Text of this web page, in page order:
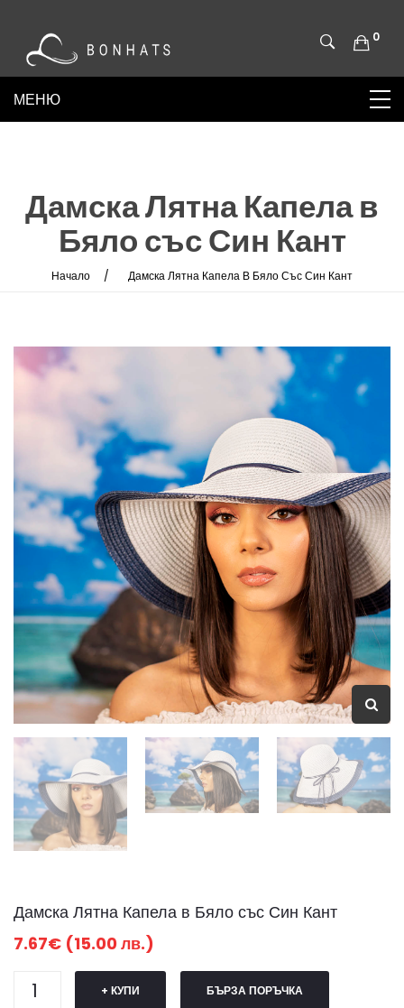
0
Дамска Лятна Капела в
Бяло със Син Кант
Начало Дамска Лятна Капела В Бяло Със Син Кант
Дамска Лятна Капела в Бяло със Син Кант
7.67€ (15.00 лв.)
+ КУПИ БЪРЗА ПОРЪЧКА